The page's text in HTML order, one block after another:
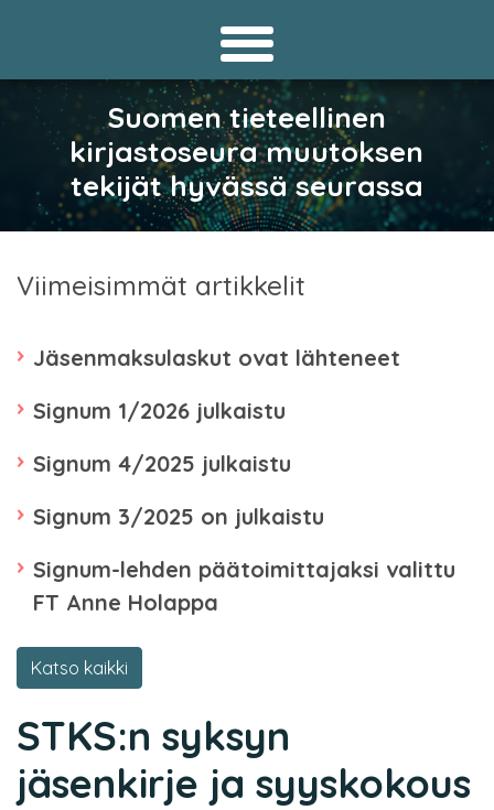
Suomen tieteellinen
kirjastoseura muutoksen
tekijät hyvässä seurassa
Viimeisimmät artikkelit
Jäsenmaksulaskut ovat lähteneet
Signum 1/2026 julkaistu
Signum 4/2025 julkaistu
Signum 3/2025 on julkaistu
Signum-lehden päätoimittajaksi valittu
FT Anne Holappa
Katso kaikki
STKS:n syksyn
jäsenkirje ja syyskokous